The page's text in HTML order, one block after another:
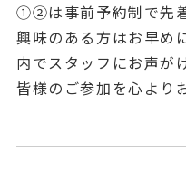
①②は事前予約制で先
興味のある方はお早め
内でスタッフにお声が
皆様のご参加を心より